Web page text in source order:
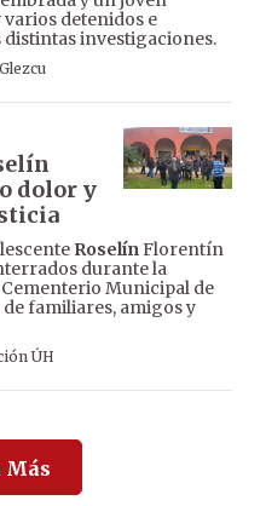
varios detenidos e
distintas investigaciones.
dolor y
RoselínFlorentín
durante la
Cementerio Municipal de
familiares, amigos y
ÚH
Más